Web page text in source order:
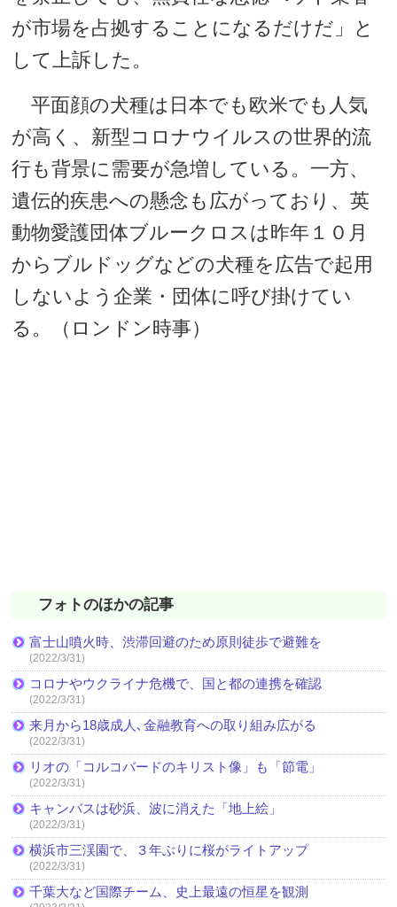
が市場を占拠することになるだけだ」と
して上訴した。
平面顔の犬種は日本でも欧米でも人気
が高く、新型コロナウイルスの世界的流
行も背景に需要が急増している。一方、
遺伝的疾患への懸念も広がっており、英
動物愛護団体ブルークロスは昨年１０月
からブルドッグなどの犬種を広告で起用
しないよう企業・団体に呼び掛けてい
る。（ロンドン時事）
フォトのほかの記事
富士山噴火時、渋滞回避のため原則徒歩で避難を
(2022/3/31)
コロナやウクライナ危機で、国と都の連携を確認
(2022/3/31)
来月から18歳成人､金融教育への取り組み広がる
(2022/3/31)
リオの「コルコバードのキリスト像」も「節電」
(2022/3/31)
キャンバスは砂浜、波に消えた「地上絵」
(2022/3/31)
横浜市三渓園で、３年ぶりに桜がライトアップ
(2022/3/31)
千葉大など国際チーム、史上最遠の恒星を観測